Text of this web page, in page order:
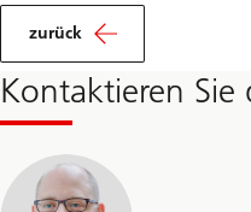
zurück
Kontaktieren